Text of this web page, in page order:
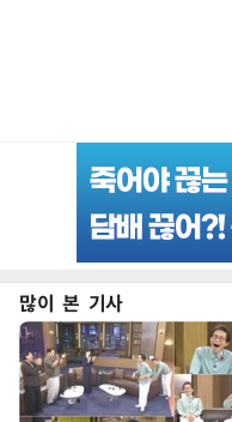
많이 본 기사